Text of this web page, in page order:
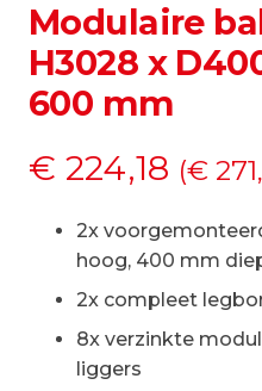
Modulaire
H3028 x
600 mm
€ 224,18 (€
2x
hoog, 400 mm
2x compleet
8x verzinkte
liggers